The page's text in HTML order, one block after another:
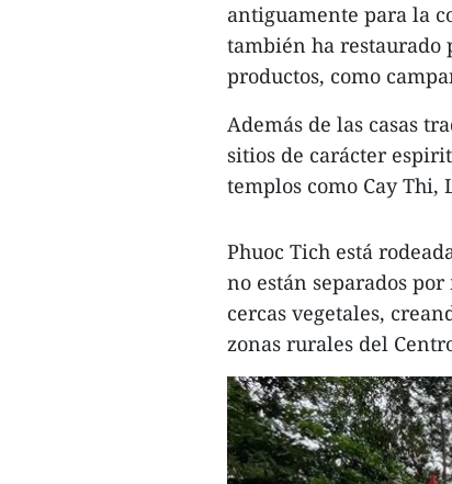
antiguamente para la
también ha restaurado
productos, como
Además de las casas
sitios de carácter
templos como Cay Thi,
Phuoc Tich está
no están separados
cercas vegetales,
zonas rurales del